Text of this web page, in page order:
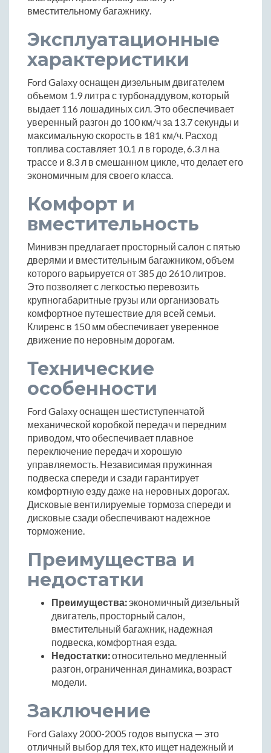
вместительному багажнику.
Эксплуатационные
характеристики
Ford Galaxy оснащен дизельным двигателем
объемом 1.9 литра с турбонаддувом, который
выдает 116 лошадиных сил. Это обеспечивает
уверенный разгон до 100 км/ч за 13.7 секунды и
максимальную скорость в 181 км/ч. Расход
топлива составляет 10.1 л в городе, 6.3 л на
трассе и 8.3 л в смешанном цикле, что делает его
экономичным для своего класса.
Комфорт и
вместительность
Минивэн предлагает просторный салон с пятью
дверями и вместительным багажником, объем
которого варьируется от 385 до 2610 литров.
Это позволяет с легкостью перевозить
крупногабаритные грузы или организовать
комфортное путешествие для всей семьи.
Клиренс в 150 мм обеспечивает уверенное
движение по неровным дорогам.
Технические
особенности
Ford Galaxy оснащен шестиступенчатой
механической коробкой передач и передним
приводом, что обеспечивает плавное
переключение передач и хорошую
управляемость. Независимая пружинная
подвеска спереди и сзади гарантирует
комфортную езду даже на неровных дорогах.
Дисковые вентилируемые тормоза спереди и
дисковые сзади обеспечивают надежное
торможение.
Преимущества и
недостатки
Преимущества:экономичный дизельный
двигатель, просторный салон,
вместительный багажник, надежная
подвеска, комфортная езда.
Недостатки:относительно медленный
разгон, ограниченная динамика, возраст
модели.
Заключение
Ford Galaxy 2000-2005 годов выпуска — это
отличный выбор для тех, кто ищет надежный и